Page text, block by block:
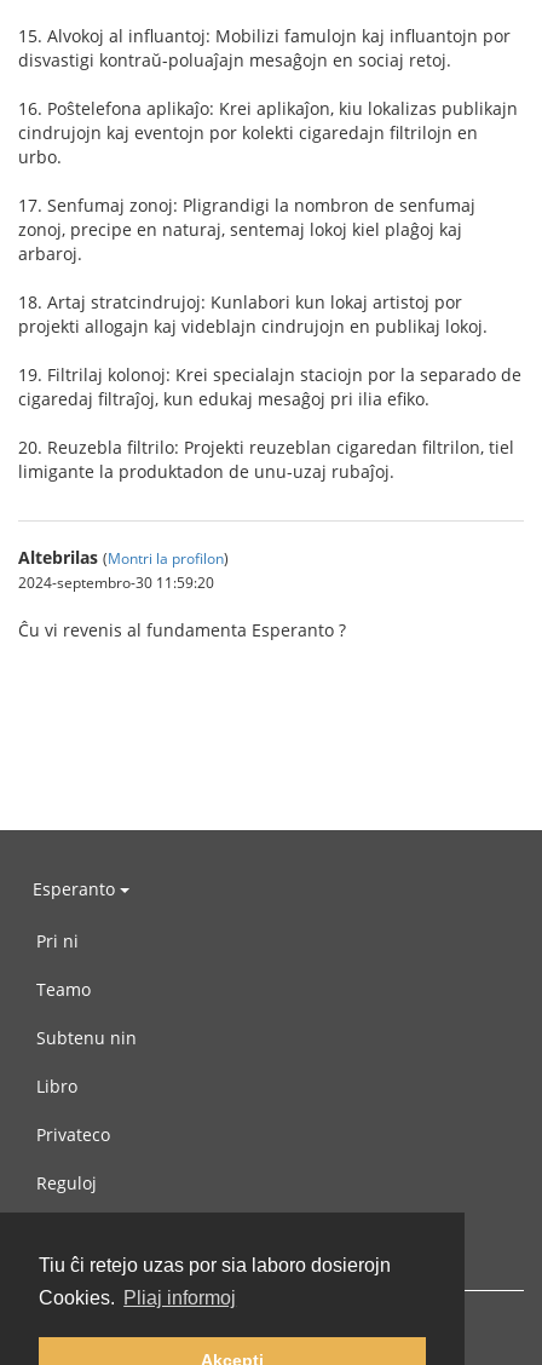
Tiu ĉi retejo uzas por sia laboro dosierojn
Cookies. Pliaj informoj
Akcepti
15. Alvokoj al influantoj: Mobilizi famulojn kaj influantojn por
disvastigi kontraŭ-poluaĵajn mesaĝojn en sociaj retoj.
16. Poŝtelefona aplikaĵo: Krei aplikaĵon, kiu lokalizas publikajn
cindrujojn kaj eventojn por kolekti cigaredajn filtrilojn en
urbo.
17. Senfumaj zonoj: Pligrandigi la nombron de senfumaj
zonoj, precipe en naturaj, sentemaj lokoj kiel plaĝoj kaj
arbaroj.
18. Artaj stratcindrujoj: Kunlabori kun lokaj artistoj por
projekti allogajn kaj videblajn cindrujojn en publikaj lokoj.
19. Filtrilaj kolonoj: Krei specialajn staciojn por la separado de
cigaredaj filtraĵoj, kun edukaj mesaĝoj pri ilia efiko.
20. Reuzebla filtrilo: Projekti reuzeblan cigaredan filtrilon, tiel
limigante la produktadon de unu-uzaj rubaĵoj.
Altebrilas (Montri la profilon)
2024-septembro-30 11:59:20
Ĉu vi revenis al fundamenta Esperanto ?
Esperanto
Pri ni
Teamo
Subtenu nin
Libro
Privateco
Reguloj